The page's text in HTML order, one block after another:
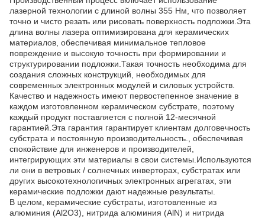
лазерной технологии с длиной волны 355 Нм, что позволяет
точно и чисто резать или рисовать поверхность подложки.Эта
длина волны лазера оптимизирована для керамических
материалов, обеспечивая минимальное тепловое
повреждение и высокую точность при формировании и
структурировании подложки.Такая точность необходима для
создания сложных конструкций, необходимых для
современных электронных модулей и силовых устройств.
Качество и надежность имеют первостепенное значение в
каждом изготовленном керамическом субстрате, поэтому
каждый продукт поставляется с полной 12-месячной
гарантией.Эта гарантия гарантирует клиентам долговечность
субстрата и постоянную производительность., обеспечивая
спокойствие для инженеров и производителей,
интегрирующих эти материалы в свои системы.Используются
ли они в ветровых / солнечных инверторах, субстратах или
других высокотехнологичных электронных агрегатах, эти
керамические подложки дают надежные результаты.
В целом, керамические субстраты, изготовленные из
алюминия (Al2O3), нитрида алюминия (AlN) и нитрида